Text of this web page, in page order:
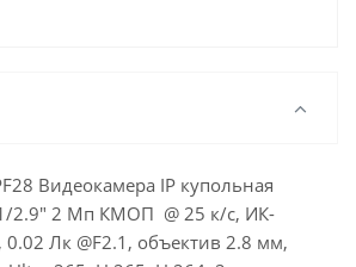
Видеокамера IP купольная
2.9" 2 Мп КМОП @ 25 к/с, ИК-
0.02 Лк @F2.1, объектив 2.8 мм,